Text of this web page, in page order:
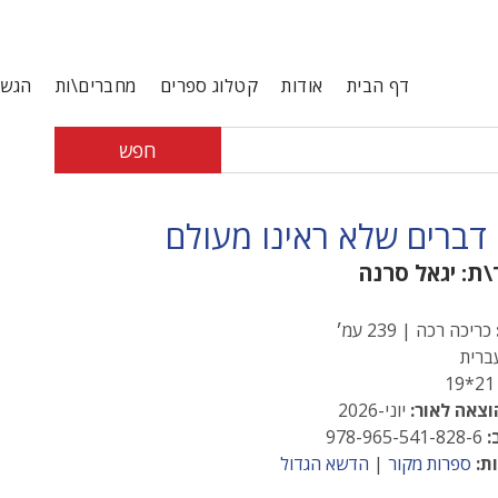
דף הבית אודות קטלוג ספרים מחברים\ות
חפש
דברים שלא ראינו מעולם
יגאל סרנה
כריכה רכה | 239 עמ׳
לאור: יוני-2026
ספרות מקור | הדשא הגדול